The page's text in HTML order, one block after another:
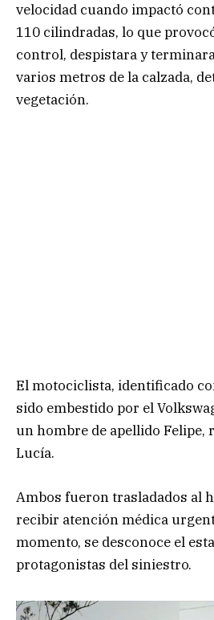
velocidad cuando impactó
110 cilindradas, lo que
control, despistara y
varios metros de la calzada,
vegetación.
El motociclista, identificado
sido embestido por el
un hombre de apellido Felipe,
Lucía.
Ambos fueron trasladados al
recibir atención médica
momento, se desconoce el
protagonistas del siniestro.